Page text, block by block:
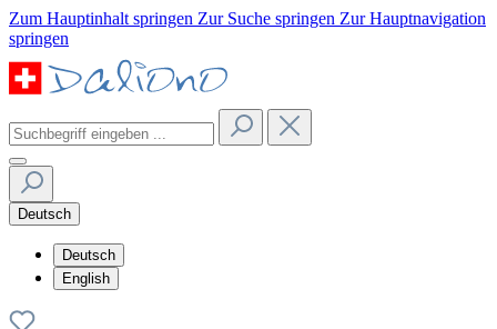
Zum Hauptinhalt springen Zur Suche springen Zur Hauptnavigation
springen
Deutsch
Deutsch
English